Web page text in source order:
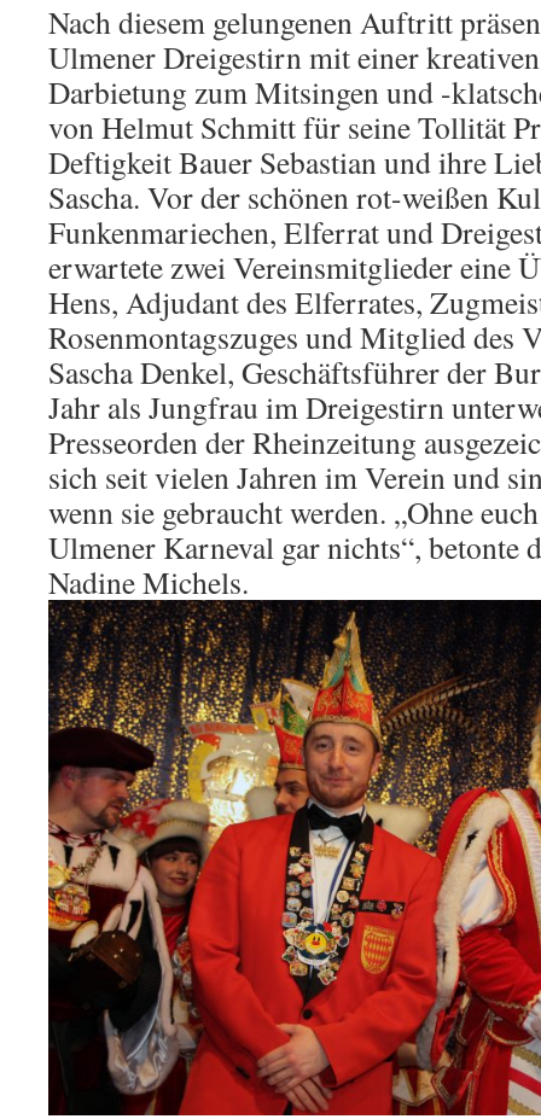
Nach diesem gelungenen Auftritt
Ulmener Dreigestirn mit einer
Darbietung zum Mitsingen und -
von Helmut Schmitt für seine Tollität
Deftigkeit Bauer Sebastian und ihre
Sascha. Vor der schönen rot-weißen
Funkenmariechen, Elferrat und
erwartete zwei Vereinsmitglieder eine
Hens, Adjudant des Elferrates,
Rosenmontagszuges und Mitglied des
Sascha Denkel, Geschäftsführer der
Jahr als Jungfrau im Dreigestirn
Presseorden der Rheinzeitung
sich seit vielen Jahren im Verein und
wenn sie gebraucht werden. „Ohne
Ulmener Karneval gar nichts“, betonte
Nadine Michels.